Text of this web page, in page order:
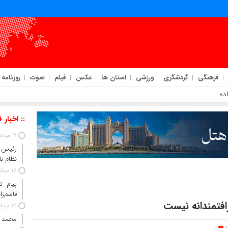
فرهنگی گردشگری ورزشی استان ها عکس فیلم صوت روزنامه
نیست
::
16 مرداد 1405
رئیس‌
نظام
15 مرداد 1405
پیام
15 مرداد 1405